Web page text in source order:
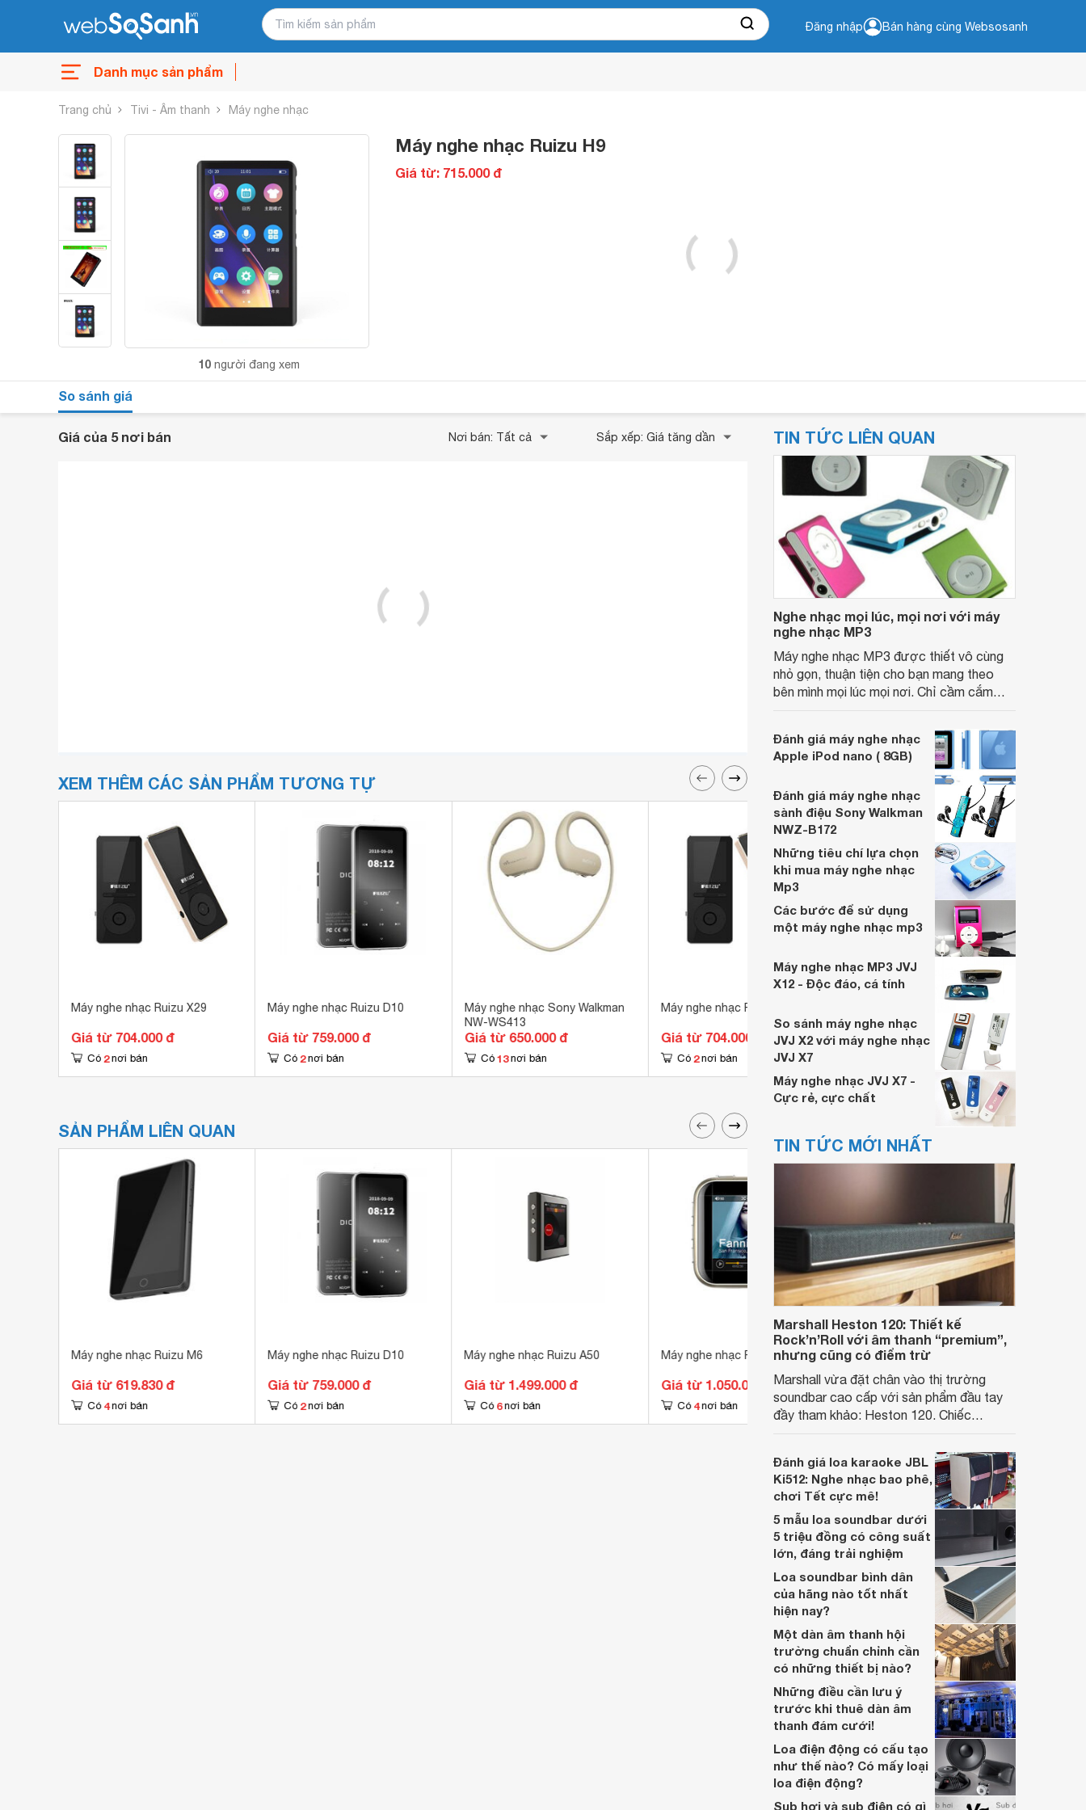
Đăng nhập Bán hàng cùng Websosanh
Danh mục sản phẩm
Trang chủ Tivi - Âm thanh Máy nghe nhạc
10 người đang xem
Máy nghe nhạc Ruizu H9
Giá từ: 715.000 đ
So sánh giá
Giá của 5 nơi bán Nơi bán: Tất cả Sắp xếp: Giá tăng dần
XEM THÊM CÁC SẢN PHẨM TƯƠNG TỰ
Máy nghe nhạc Ruizu X29
Giá từ 704.000 đ
Có 2 nơi bán
Máy nghe nhạc Ruizu D10
Giá từ 759.000 đ
Có 2 nơi bán
Máy nghe nhạc Sony Walkman
NW-WS413
Giá từ 650.000 đ
Có 13 nơi bán
Máy nghe nhạc Ruizu X29
Giá từ 704.000 đ
Có 2 nơi bán
Giá từ 759.000 đ
SẢN PHẨM LIÊN QUAN
Máy nghe nhạc Ruizu M6
Giá từ 619.830 đ
Có 4 nơi bán
Máy nghe nhạc Ruizu D10
Giá từ 759.000 đ
Có 2 nơi bán
Máy nghe nhạc Ruizu A50
Giá từ 1.499.000 đ
Có 6 nơi bán
Máy nghe nhạc Ruizu X21
Giá từ 1.050.000 đ
Có 4 nơi bán
Máy nghe nhạc Ruizu X50
Giá từ 502.000 đ
Có 4 nơi bán
TIN TỨC LIÊN QUAN
Nghe nhạc mọi lúc, mọi nơi với máy
nghe nhạc MP3
Máy nghe nhạc MP3 được thiết vô cùng
nhỏ gọn, thuận tiện cho bạn mang theo
bên mình mọi lúc mọi nơi. Chỉ cầm cắm
cả một thế giới âm trong không gian riêng
tư của mình.
Đánh giá máy nghe nhạc
Apple iPod nano ( 8GB)
Đánh giá máy nghe nhạc
sành điệu Sony Walkman
NWZ-B172
Những tiêu chí lựa chọn
khi mua máy nghe nhạc
Mp3
Các bước để sử dụng
một máy nghe nhạc mp3
Máy nghe nhạc MP3 JVJ
X12 - Độc đáo, cá tính
So sánh máy nghe nhạc
JVJ X2 với máy nghe nhạc
JVJ X7
Máy nghe nhạc JVJ X7 -
Cực rẻ, cực chất
TIN TỨC MỚI NHẤT
Marshall Heston 120: Thiết kế
Rock’n’Roll với âm thanh “premium”,
nhưng cũng có điểm trừ
Marshall vừa đặt chân vào thị trường
soundbar cao cấp với sản phẩm đầu tay
đầy tham khảo: Heston 120. Chiếc
lớn, kết nối đa dạng, mà còn ghi điểm nhờ
“chất Marshall” cùng cấu trúc âm thanh
5.1.2 đầy hứa hẹn.
Đánh giá loa karaoke JBL
Ki512: Nghe nhạc bao phê,
chơi Tết cực mê!
5 mẫu loa soundbar dưới
5 triệu đồng có công suất
lớn, đáng trải nghiệm
Loa soundbar bình dân
của hãng nào tốt nhất
hiện nay?
Một dàn âm thanh hội
trường chuẩn chỉnh cần
có những thiết bị nào?
Những điều cần lưu ý
trước khi thuê dàn âm
thanh đám cưới!
Loa điện động có cấu tạo
như thế nào? Có mấy loại
loa điện động?
Sub hơi và sub điện có gì